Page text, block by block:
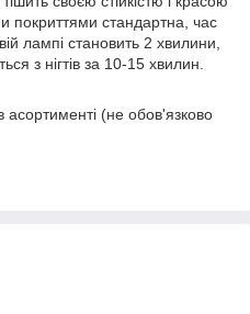
покриттями стандартна, час
лампі становить 2 хвилини,
з нігтів за 10-15 хвилин.
(не обов'язково